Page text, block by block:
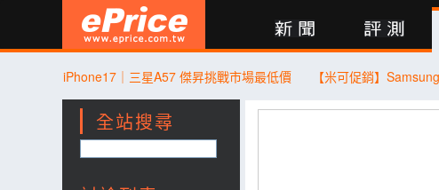
評測 討論 產品 買賣 商城 登入 行
iPhone17｜三星A57 傑昇挑戰市場最低價
全站搜尋